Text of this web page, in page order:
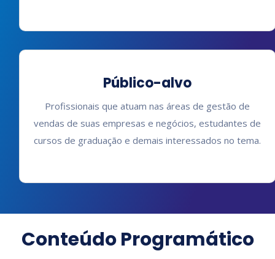
Público-alvo
Profissionais que atuam nas áreas de gestão de
vendas de suas empresas e negócios, estudantes de
cursos de graduação e demais interessados no tema.
Conteúdo Programático